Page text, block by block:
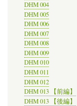
DHM 004
DHM 005
DHM 006
DHM 007
DHM 008
DHM 009
DHM 010
DHM 011
DHM 012
DHM 013 【前編】
DHM 013 【後編】